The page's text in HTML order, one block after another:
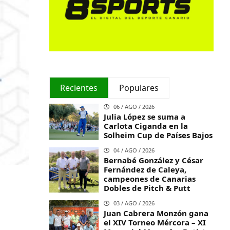
Recientes Populares
06 / AGO / 2026
Julia López se suma a
Carlota Ciganda en la
Solheim Cup de Países Bajos
04 / AGO / 2026
Bernabé González y César
Fernández de Caleya,
campeones de Canarias
Dobles de Pitch & Putt
03 / AGO / 2026
Juan Cabrera Monzón gana
el XIV Torneo Mércora – XI